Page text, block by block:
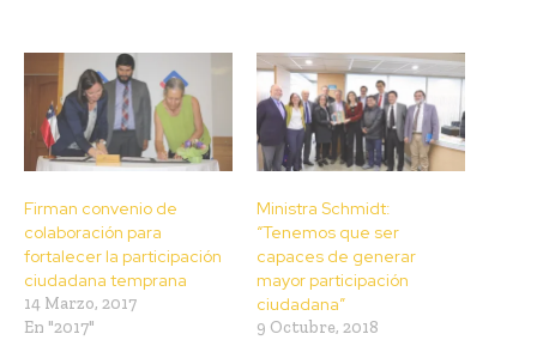
Firman convenio de
colaboración para
fortalecer la participación
ciudadana temprana
14 Marzo, 2017
En "2017"
Ministra Schmidt:
“Tenemos que ser
capaces de generar
mayor participación
ciudadana”
9 Octubre, 2018